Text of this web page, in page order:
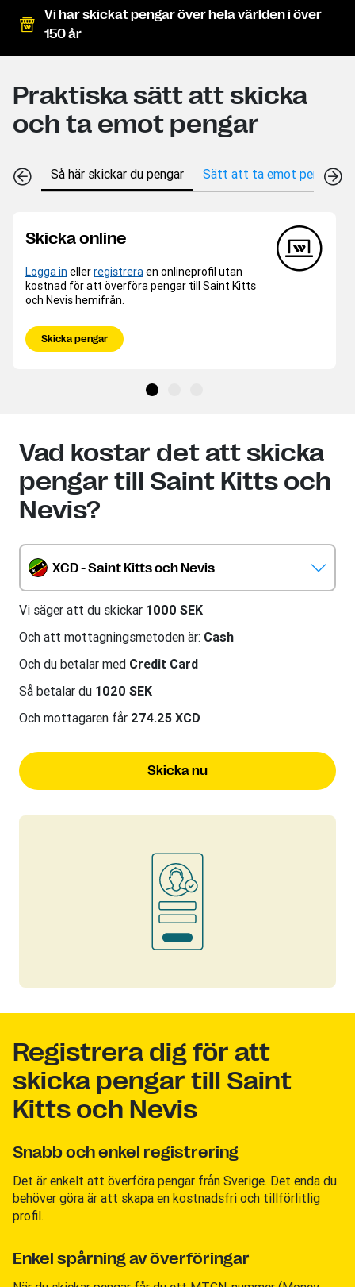
Vi har skickat pengar över hela världen i över
150 år
Praktiska sätt att skicka
och ta emot pengar
Så här skickar du pengar Sätt att ta emot pengar
Skicka online
Logga in ellerregistreraen onlineprofil utan
kostnad för att överföra pengar till Saint Kitts
och Nevis hemifrån.
Skicka pengar
Vad kostar det att skicka
pengar till Saint Kitts och
Nevis?
XCD - Saint Kitts och Nevis
Vi säger att du skickar 1000 SEK
Och att mottagningsmetoden är: Cash
Och du betalar med Credit Card
Så betalar du 1020 SEK
Och mottagaren får 274.25 XCD
Skicka nu
Registrera dig för att
skicka pengar till Saint
Kitts och Nevis
Snabb och enkel registrering
Det är enkelt att överföra pengar från Sverige. Det enda du
behöver göra är att skapa en kostnadsfri och tillförlitlig
profil.
Enkel spårning av överföringar